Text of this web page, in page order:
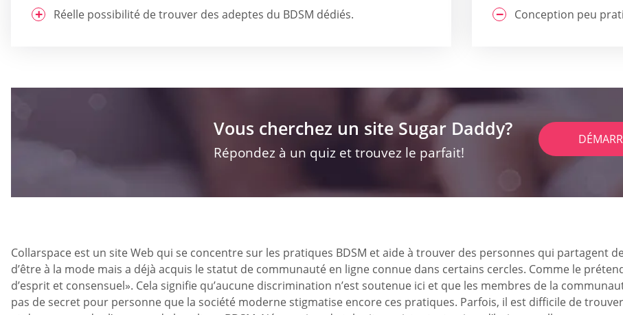
Réelle possibilité de trouver des adeptes du BDSM dédiés. Conception peu
Vous cherchez un site Sugar Daddy?
Répondez à un quiz et trouvez le parfait!
Collarspace est un site Web qui se concentre sur les pratiques BDSM et aide à trouver des personnes qui partagent
d’être à la mode mais a déjà acquis le statut de communauté en ligne connue dans certains cercles. Comme le
d’esprit et consensuel». Cela signifie qu’aucune discrimination n’est soutenue ici et que les membres de la
pas de secret pour personne que la société moderne stigmatise encore ces pratiques. Parfois, il est difficile de